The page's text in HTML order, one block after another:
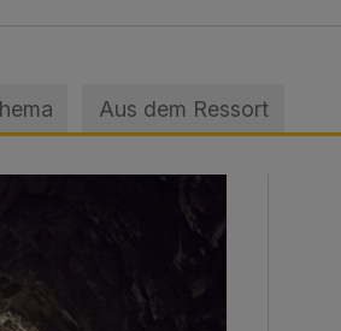
Aus dem Ressort